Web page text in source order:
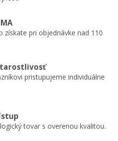
získate pri objednávke nad 110
pristupujeme individuálne
tovar s overenou kvalitou.